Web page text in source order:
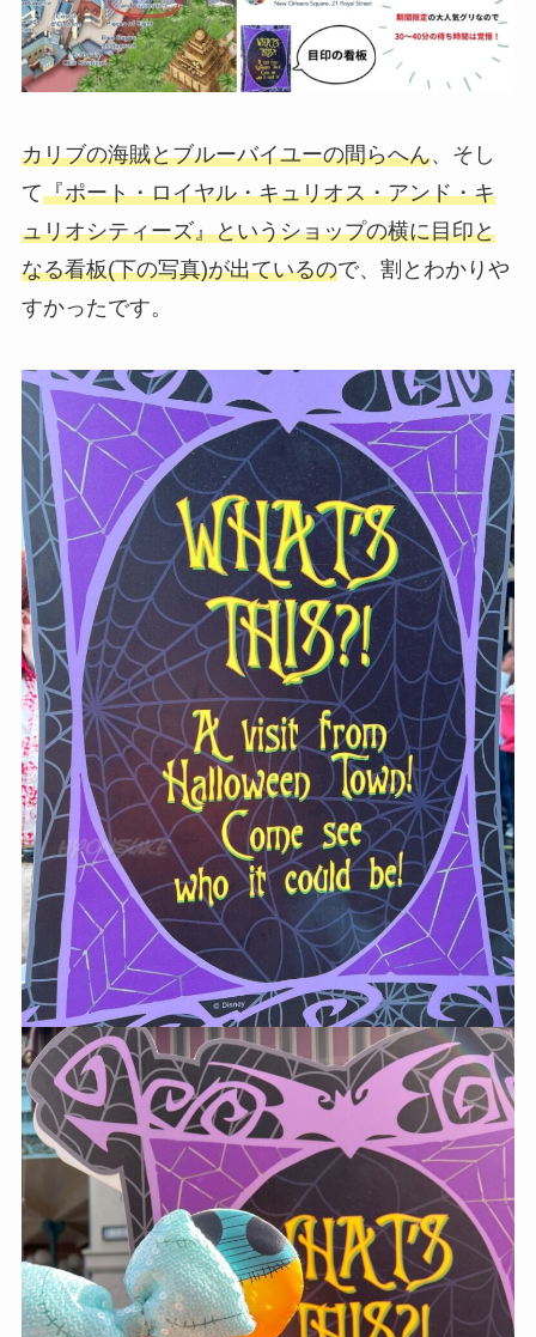
カリブの海賊とブルーバイユーの間らへん、そし
て『ポート・ロイヤル・キュリオス・アンド・キ
ュリオシティーズ』というショップの横に目印と
なる看板(下の写真)が出ているので、割とわかりや
すかったです。